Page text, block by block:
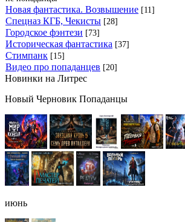
Новая фантастика. Возвышение [11]
Спецназ КГБ, Чекисты [28]
Городское фэнтези [73]
Историческая фантастика [37]
Стимпанк [15]
Видео про попаданцев [20]
Новинки на Литрес
Новый Черновик Попаданцы
июнь